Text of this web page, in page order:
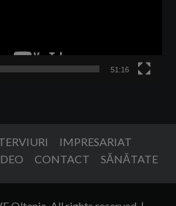
51:16
IMPRESARIAT
CONTACT SĂNĂTATE